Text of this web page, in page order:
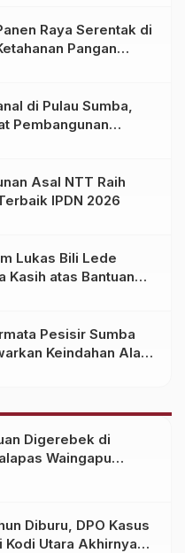
Raya Serentak di
Pangan
di Pulau Sumba,
Pembangunan
Asal NTT Raih
IPDN 2026
Lukas Bili Lede
Kasih atas Bantuan
Pemulangan
Pesisir Sumba
Keindahan Alam
Digerebek di
Waingapu
Faktanya
Diburu, DPO Kasus
Kodi Utara Akhirnya